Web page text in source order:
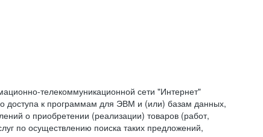
телекоммуникационной сети "Интернет"
доступа к программам для ЭВМ и (или) базам данных,
о приобретении (реализации) товаров (работ,
по осуществлению поиска таких предложений,